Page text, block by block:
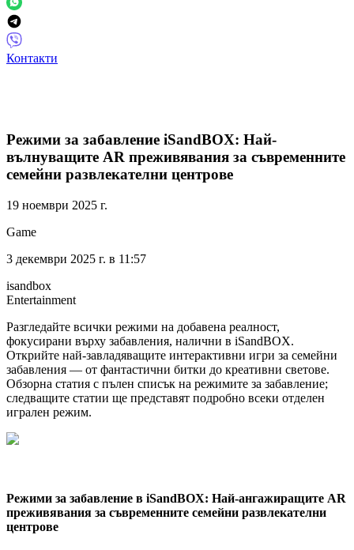
Контакти
Режими за забавление iSandBOX: Най-
вълнуващите AR преживявания за съвременните
семейни развлекателни центрове
19 ноември 2025 г.
Game
3 декември 2025 г. в 11:57
isandbox
Entertainment
Разгледайте всички режими на добавена реалност,
фокусирани върху забавления, налични в iSandBOX.
Открийте най-завладяващите интерактивни игри за семейни
забавления — от фантастични битки до креативни светове.
Обзорна статия с пълен списък на режимите за забавление;
следващите статии ще представят подробно всеки отделен
игрален режим.
Режими за забавление в iSandBOX: Най-ангажиращите AR
преживявания за съвременните семейни развлекателни
центрове